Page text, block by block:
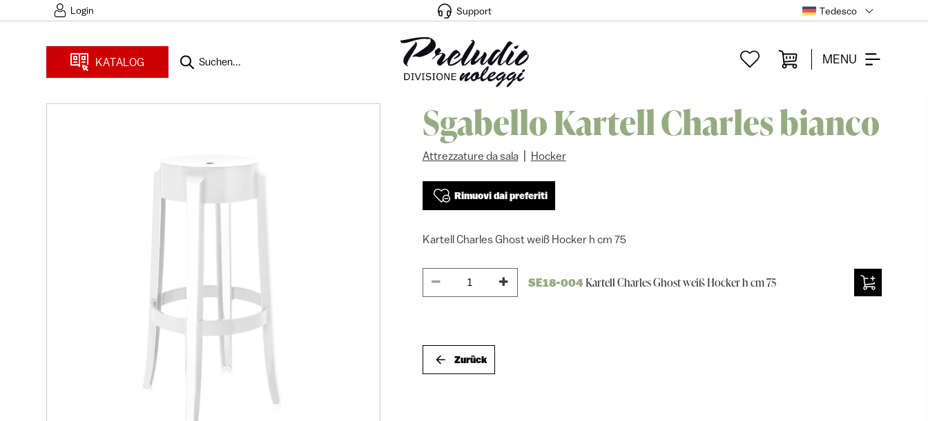
Login Support Tedesco
KATALOG Suchen... MENU
Sgabello Kartell Charles bianco
Attrezzature da sala Hocker
Rimuovi dai preferiti
Kartell Charles Ghost weiß Hocker h cm 75
SE18-004 Kartell Charles Ghost weiß Hocker h cm 75
Zurück